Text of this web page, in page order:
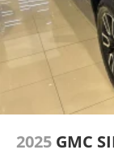
2025 GMC